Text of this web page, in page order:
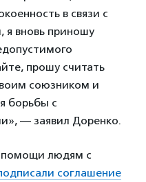
в связи с
я вновь приношу
прошу считать
союзником и
борьбы с
— заявил Доренко.
помощи людям с
соглашение